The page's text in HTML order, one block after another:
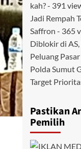
kah?- 391
Jadi Rempah
Saffron - 365
Diblokir di
Peluang
Polda Sumut
Target
Pastikan
Pemilih